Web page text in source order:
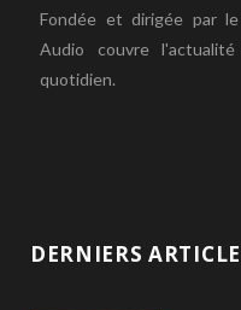
Fondée et dirigée par
Audio couvre
quotidien.
DERNIERS